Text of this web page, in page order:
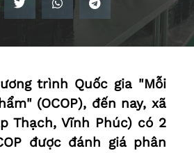
trình Quốc gia "Mỗi
(OCOP), đến nay, xã
Thạch, Vĩnh Phúc) có 2
được đánh giá phân